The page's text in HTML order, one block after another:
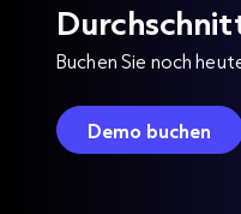
Buchen Sie noch
Demo buchen